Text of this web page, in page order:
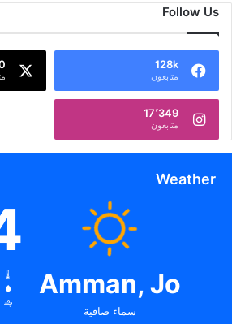
Follow Us
128k
متابعون
17٬349
متابعون
Weather
Amman, Jo
سماء صافية